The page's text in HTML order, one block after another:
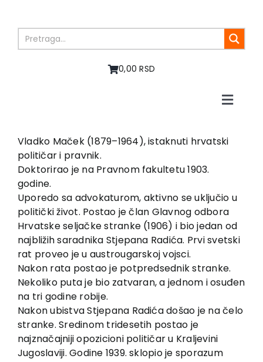
content
0,00 RSD
Toggle
About us
Books
In preparation
Sale
Authors
News
EU PROJECTS
Contact
Vladko Maček (1879–1964), istaknuti hrvatski
političar i pravnik.
Doktorirao je na Pravnom fakultetu 1903.
godine.
Uporedo sa advokaturom, aktivno se uključio u
politički život. Postao je član Glavnog odbora
Hrvatske seljačke stranke (1906) i bio jedan od
najbližih saradnika Stjepana Radića. Prvi svetski
rat proveo je u austrougarskoj vojsci.
Nakon rata postao je potpredsednik stranke.
Nekoliko puta je bio zatvaran, a jednom i osuđen
na tri godine robije.
Nakon ubistva Stjepana Radića došao je na čelo
stranke. Sredinom tridesetih postao je
najznačajniji opozicioni političar u Kraljevini
Jugoslaviji. Godine 1939. sklopio je sporazum